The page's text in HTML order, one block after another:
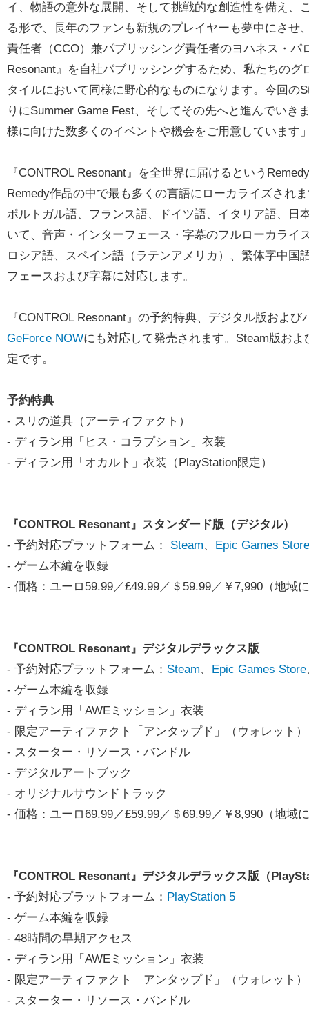
イ、物語の意外な展開、そして挑戦的な創造性を備え
る形で、長年のファンも新規のプレイヤーも夢中にさ
責任者（CCO）兼パブリッシング責任者のヨハネス・
Resonant』を自社パブリッシングするため、私たちの
タイルにおいて同様に野心的なものになります。今回
りにSummer Game Fest、そしてその先へと進んでいき
様に向けた数多くのイベントや機会をご用意しています
『CONTROL Resonant』を全世界に届けるという
Remedy作品の中で最も多くの言語にローカライズされ
ポルトガル語、フランス語、ドイツ語、イタリア語、日
いて、音声・インターフェース・字幕のフルローカラ
ロシア語、スペイン語（ラテンアメリカ）、繁体字中
フェースおよび字幕に対応します。
『CONTROL Resonant』の予約特典、デジタル版およ
GeForce NOWにも対応して発売されます。Steam版お
定です。
予約特典
- スリの道具（アーティファクト）
- ディラン用「ヒス・コラプション」衣装
- ディラン用「オカルト」衣装（PlayStation限定）
『CONTROL Resonant』スタンダード版（デジタル）
- 予約対応プラットフォーム： Steam、
Epic Games Store
- ゲーム本編を収録
- 価格：ユーロ59.99／£49.99／＄59.99／￥7,990（地域
『CONTROL Resonant』デジタルデラックス版
- 予約対応プラットフォーム： Steam、 Epic Games Store
- ゲーム本編を収録
- ディラン用「AWEミッション」衣装
- 限定アーティファクト「アンタップド」（ウォレット）
- スターター・リソース・バンドル
- デジタルアートブック
- オリジナルサウンドトラック
- 価格：ユーロ69.99／£59.99／＄69.99／￥8,990（地域
『CONTROL Resonant』デジタルデラックス版（
- 予約対応プラットフォーム： PlayStation 5
- ゲーム本編を収録
- 48時間の早期アクセス
- ディラン用「AWEミッション」衣装
- 限定アーティファクト「アンタップド」（ウォレット）
- スターター・リソース・バンドル